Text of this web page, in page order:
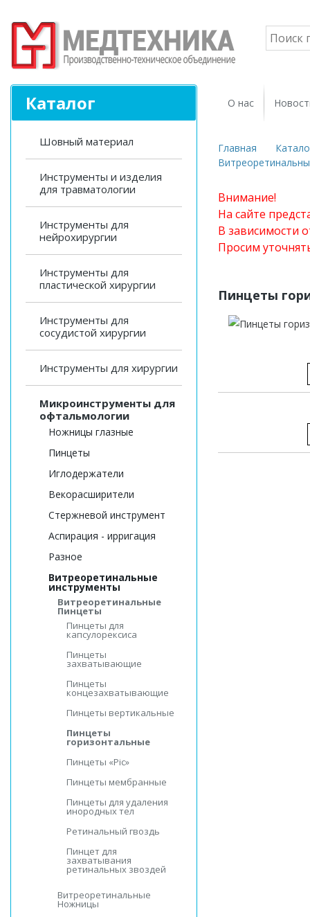
Каталог
Шовный материал
Инструменты и изделия
для травматологии
Инструменты для
нейрохирургии
Инструменты для
пластической хирургии
Инструменты для
сосудистой хирургии
Инструменты для хирургии
Микроинструменты для
офтальмологии
Ножницы глазные
Пинцеты
Иглодержатели
Векорасширители
Стержневой инструмент
Аспирация - ирригация
Разное
Витреоретинальные
инструменты
Витреоретинальные
Пинцеты
Пинцеты для
капсулорексиса
Пинцеты
захватывающие
Пинцеты
концезахватывающие
Пинцеты вертикальные
Пинцеты
горизонтальные
Пинцеты «Pic»
Пинцеты мембранные
Пинцеты для удаления
инородных тел
Ретинальный гвоздь
Пинцет для
захватывания
ретинальных звоздей
Витреоретинальные
Ножницы
О нас
Главная
Внимание!
На сайте
В зависимости
Просим
Пинцеты